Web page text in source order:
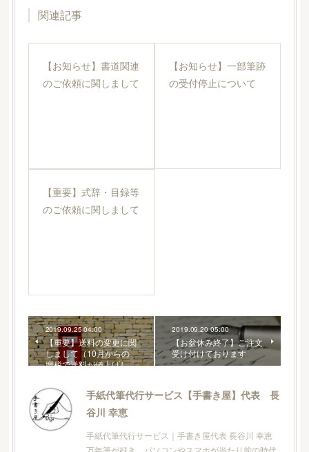
関連記事
【お知らせ】書道関連
のご依頼に関しまして
【お知らせ】一部筆跡
の受付停止について
【重要】式辞・目録等
のご依頼に関しまして
2019.09.25 04:00
【重要】送料の変更に関
しまして（10月からの
増税で送料が値上げし…
2019.09.20 05:00
【お盆休み終了】ご注文
受け付けております
手紙代筆代行サービス【手書き屋】代表 長
谷川 幸恵
手紙代筆代行サービス｜手書き屋代表 長谷川 幸恵